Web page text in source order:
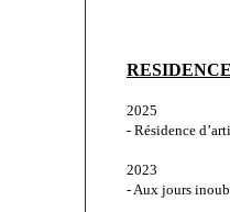
2025
- Résidence
2023
- Aux jours